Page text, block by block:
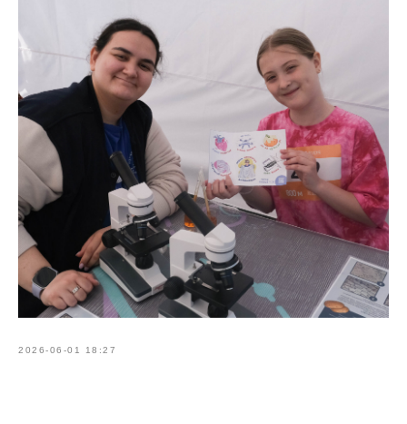
2026-06-01 18:27